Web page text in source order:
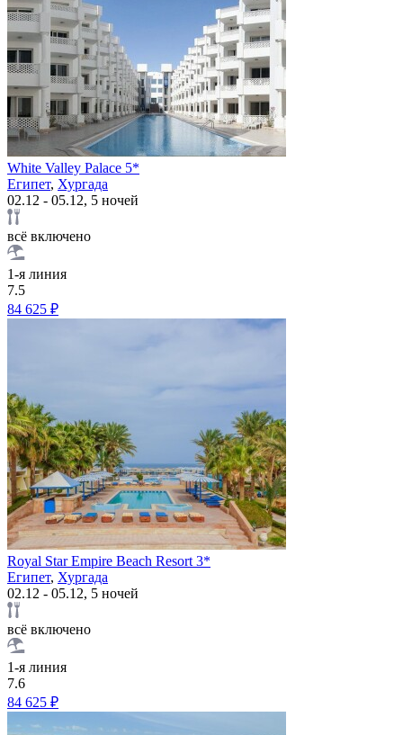
White Valley Palace 5*
Египет, Хургада
02.12 - 05.12, 5 ночей
всё включено
1-я линия
7.5
84 625 ₽
Royal Star Empire Beach Resort 3*
Египет, Хургада
02.12 - 05.12, 5 ночей
всё включено
1-я линия
7.6
84 625 ₽